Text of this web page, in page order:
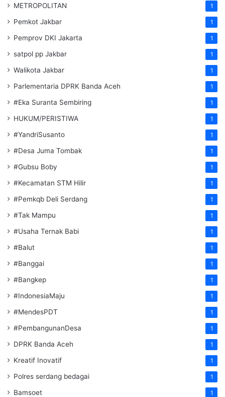
METROPOLITAN 1
Pemkot Jakbar 1
Pemprov DKI Jakarta 1
satpol pp Jakbar 1
Walikota Jakbar 1
Parlementaria DPRK Banda Aceh 1
#Eka Suranta Sembiring 1
HUKUM/PERISTIWA 1
#YandriSusanto 1
#Desa Juma Tombak 1
#Gubsu Boby 1
#Kecamatan STM Hilir 1
#Pemkqb Deli Serdang 1
#Tak Mampu 1
#Usaha Ternak Babi 1
#Balut 1
#Banggai 1
#Bangkep 1
#IndonesiaMaju 1
#MendesPDT 1
#PembangunanDesa 1
DPRK Banda Aceh 1
Kreatif Inovatif 1
Polres serdang bedagai 1
Bamsoet 1